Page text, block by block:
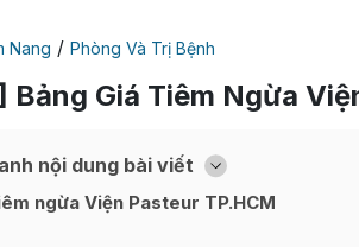
Nang / Phòng Và Trị Bệnh
Bảng Giá Tiêm Ngừa
nội dung bài viết [
Ẩn
ngừa Viện Pasteur TP.HCM